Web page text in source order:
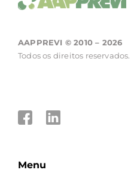
AAPPREVI © 2010 – 2026
Todos os direitos reservados.
Menu